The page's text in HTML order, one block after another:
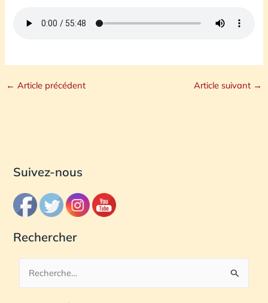
← Article précédent Article suivant →
Suivez-nous
Rechercher